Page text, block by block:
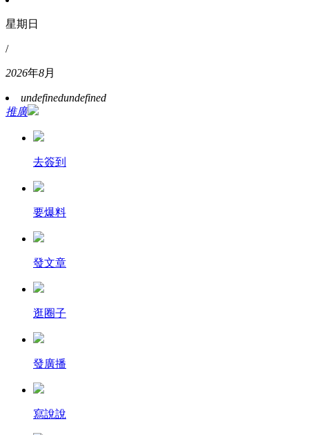
星期日
/
2026年8月
undefinedundefined
推廣
去簽到
要爆料
發文章
逛圈子
發廣播
寫說說